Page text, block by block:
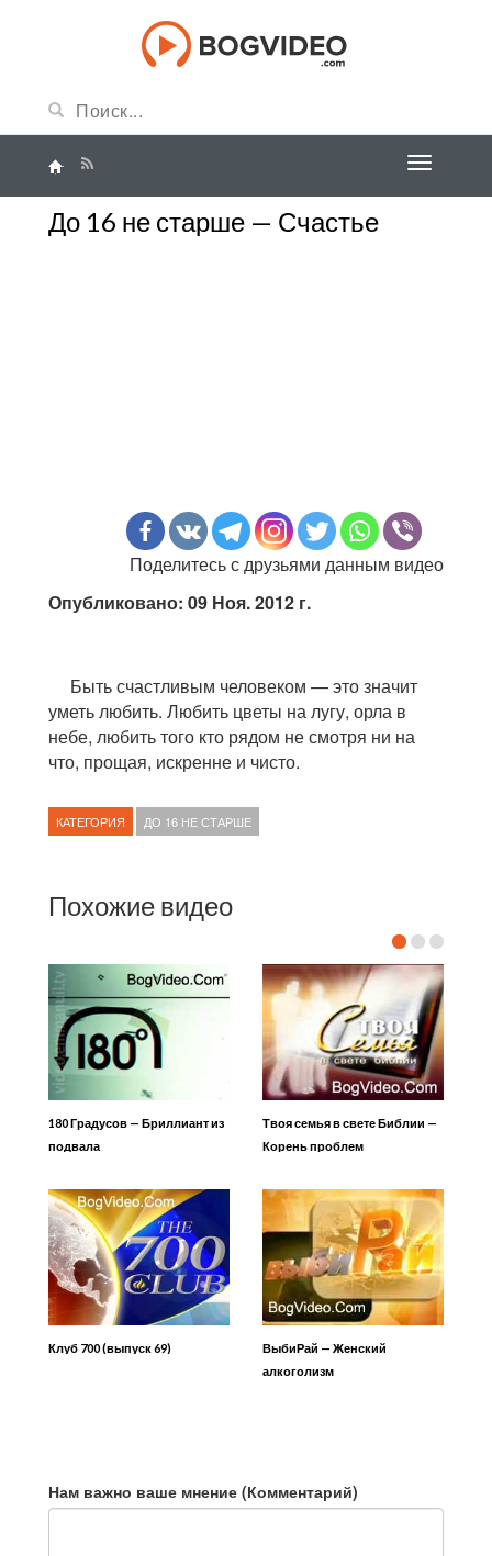
До 16 не старше — Счастье
Поделитесь с друзьями данным видео
Опубликовано: 09 Ноя. 2012 г.
Быть счастливым человеком — это значит
уметь любить. Любить цветы на лугу, орла в
небе, любить того кто рядом не смотря ни на
что, прощая, искренне и чисто.
КАТЕГОРИЯ ДО 16 НЕ СТАРШЕ
Похожие видео
180 Градусов — Бриллиант из
подвала
Твоя семья в свете Библии —
Корень проблем
Клуб 700 (выпуск 69)
ВыбиРай — Женский
алкоголизм
Нам важно ваше мнение (Комментарий)